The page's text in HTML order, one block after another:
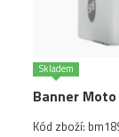
Skladem
Banner Moto
Kód zboží: